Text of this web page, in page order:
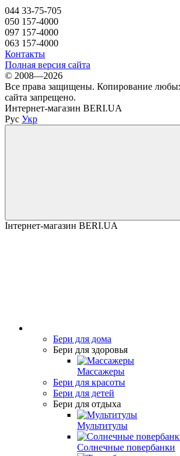
044 33-75-705
050 157-4000
097 157-4000
063 157-4000
Контакты
Полная версия сайта
© 2008—2026
Все права защищены. Копирование
сайта запрещено.
Интернет-магазин BERI.UA
Рус Укр
Інтернет-магазин BERI.UA
Бери для дома
Бери для здоровья
Массажеры
Бери для красоты
Бери для детей
Бери для отдыха
Мультитулы
Солнечные повербанки